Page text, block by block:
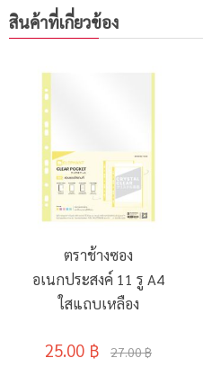
สินค้าที่เกี่ยวข้อง
ตราช้างซอง
อเนกประสงค์ 11 รู A4
ใสแถบเหลือง
25.00 ฿ 27.00 ฿